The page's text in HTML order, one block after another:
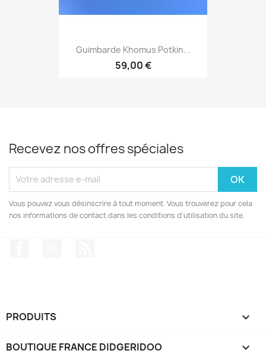
Guimbarde Khomus Potkin...
59,00 €
Recevez nos offres spéciales
Vous pouvez vous désinscrire à tout moment. Vous trouverez pour cela
nos informations de contact dans les conditions d'utilisation du site.
PRODUITS 
BOUTIQUE FRANCE DIDGERIDOO 